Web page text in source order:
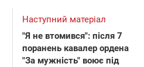
Наступний матеріал
"Я не втомився": після 7
поранень кавалер ордена
"За мужність" воює під